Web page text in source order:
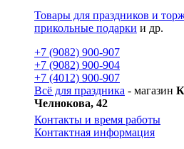
Товары для праздников и
прикольные подарки и др.
+7 (9082) 900-907
+7 (9082) 900-904
+7 (4012) 900-907
Всё для праздника - магазин
Челнокова, 42
Контакты и время работы
Контактная информация